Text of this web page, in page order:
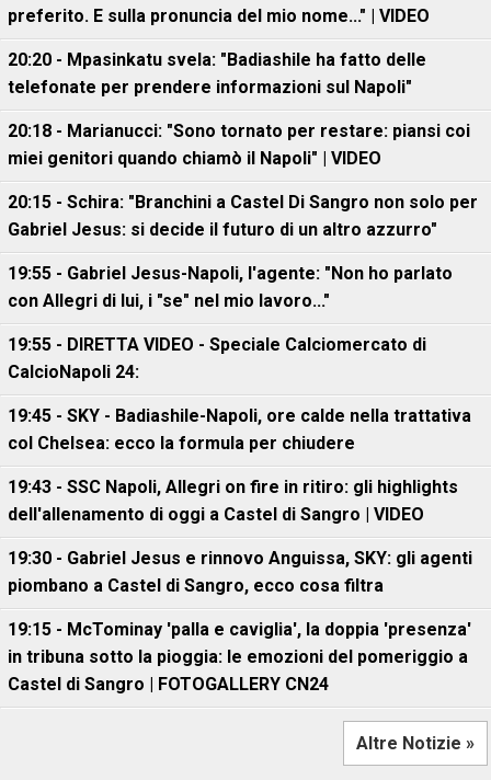
preferito. E sulla pronuncia del mio nome..." | VIDEO
20:20 - Mpasinkatu svela: "Badiashile ha fatto delle
telefonate per prendere informazioni sul Napoli"
20:18 - Marianucci: "Sono tornato per restare: piansi coi
miei genitori quando chiamò il Napoli" | VIDEO
20:15 - Schira: "Branchini a Castel Di Sangro non solo per
Gabriel Jesus: si decide il futuro di un altro azzurro"
19:55 - Gabriel Jesus-Napoli, l'agente: "Non ho parlato
con Allegri di lui, i "se" nel mio lavoro..."
19:55 - DIRETTA VIDEO - Speciale Calciomercato di
CalcioNapoli 24:
19:45 - SKY - Badiashile-Napoli, ore calde nella trattativa
col Chelsea: ecco la formula per chiudere
19:43 - SSC Napoli, Allegri on fire in ritiro: gli highlights
dell'allenamento di oggi a Castel di Sangro | VIDEO
19:30 - Gabriel Jesus e rinnovo Anguissa, SKY: gli agenti
piombano a Castel di Sangro, ecco cosa filtra
19:15 - McTominay 'palla e caviglia', la doppia 'presenza'
in tribuna sotto la pioggia: le emozioni del pomeriggio a
Castel di Sangro | FOTOGALLERY CN24
Altre Notizie »